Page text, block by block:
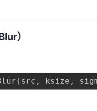
）
( src , ksize ,